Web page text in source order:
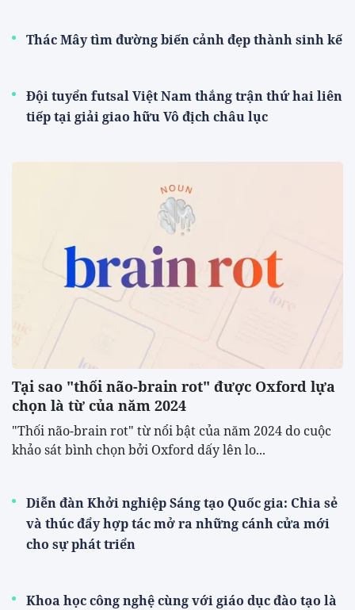
Thác Mây tìm đường biến cảnh đẹp thành sinh kế
Đội tuyển futsal Việt Nam thắng trận thứ hai liên
tiếp tại giải giao hữu Vô địch châu lục
Tại sao "thối não-brain rot" được Oxford lựa
chọn là từ của năm 2024
"Thối não-brain rot" từ nổi bật của năm 2024 do cuộc
khảo sát bình chọn bởi Oxford dấy lên lo...
Diễn đàn Khởi nghiệp Sáng tạo Quốc gia: Chia sẻ
và thúc đẩy hợp tác mở ra những cánh cửa mới
cho sự phát triển
Khoa học công nghệ cùng với giáo dục đào tạo là